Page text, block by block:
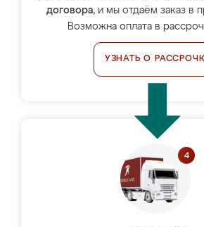
договора, и мы отдаём заказ в
Возможна оплата в
УЗНАТЬ О